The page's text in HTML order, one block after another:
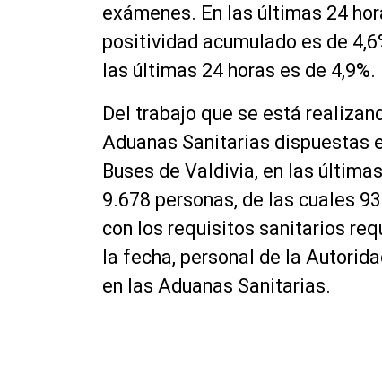
exámenes. En las últimas 24
positividad acumulado es de
las últimas 24 horas es de 4,9%.
Del trabajo que se está
Aduanas Sanitarias dispuestas
Buses de Valdivia, en las
9.678 personas, de las cuales
con los requisitos sanitarios
la fecha, personal de la
en las Aduanas Sanitarias.